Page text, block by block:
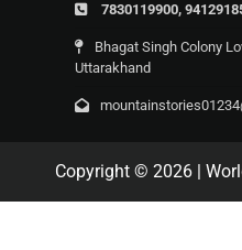
7830119900,
Bhagat Singh Colony
Uttarakhand
Copyright © 2026 |